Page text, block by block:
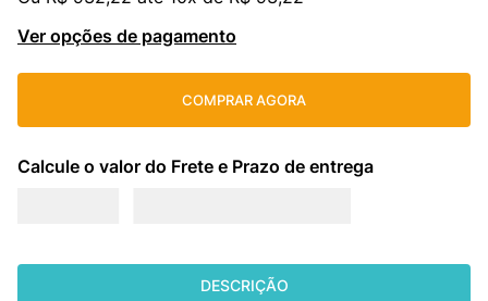
Ver opções de pagamento
COMPRAR AGORA
DESCRIÇÃO
9 º cassete
10º fujitsu